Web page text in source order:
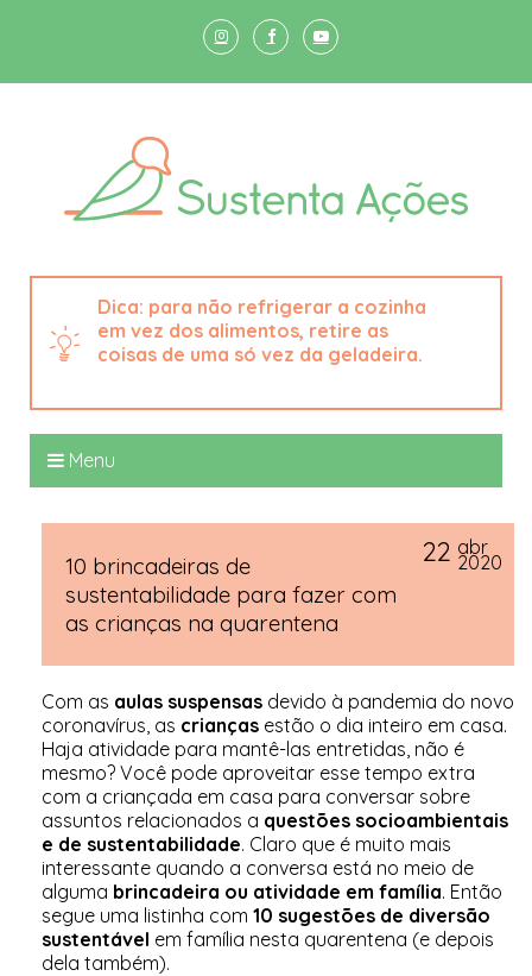
para não refrigerar a cozinha
em vez dos alimentos, retire as
coisas de uma só vez da geladeira.
Menu
10 brincadeiras de
sustentabilidade para fazer com
as crianças na quarentena
22 abr
2020
Com as aulas suspensas devido à pandemia do novo
coronavírus, as crianças estão o dia inteiro em casa.
Haja atividade para mantê-las entretidas, não é
mesmo? Você pode aproveitar esse tempo extra
com a criançada em casa para conversar sobre
assuntos relacionados a questões socioambientais
e de sustentabilidade. Claro que é muito mais
interessante quando a conversa está no meio de
alguma brincadeira ou atividade em família. Então
segue uma listinha com 10 sugestões de diversão
sustentável em família nesta quarentena (e depois
dela também).